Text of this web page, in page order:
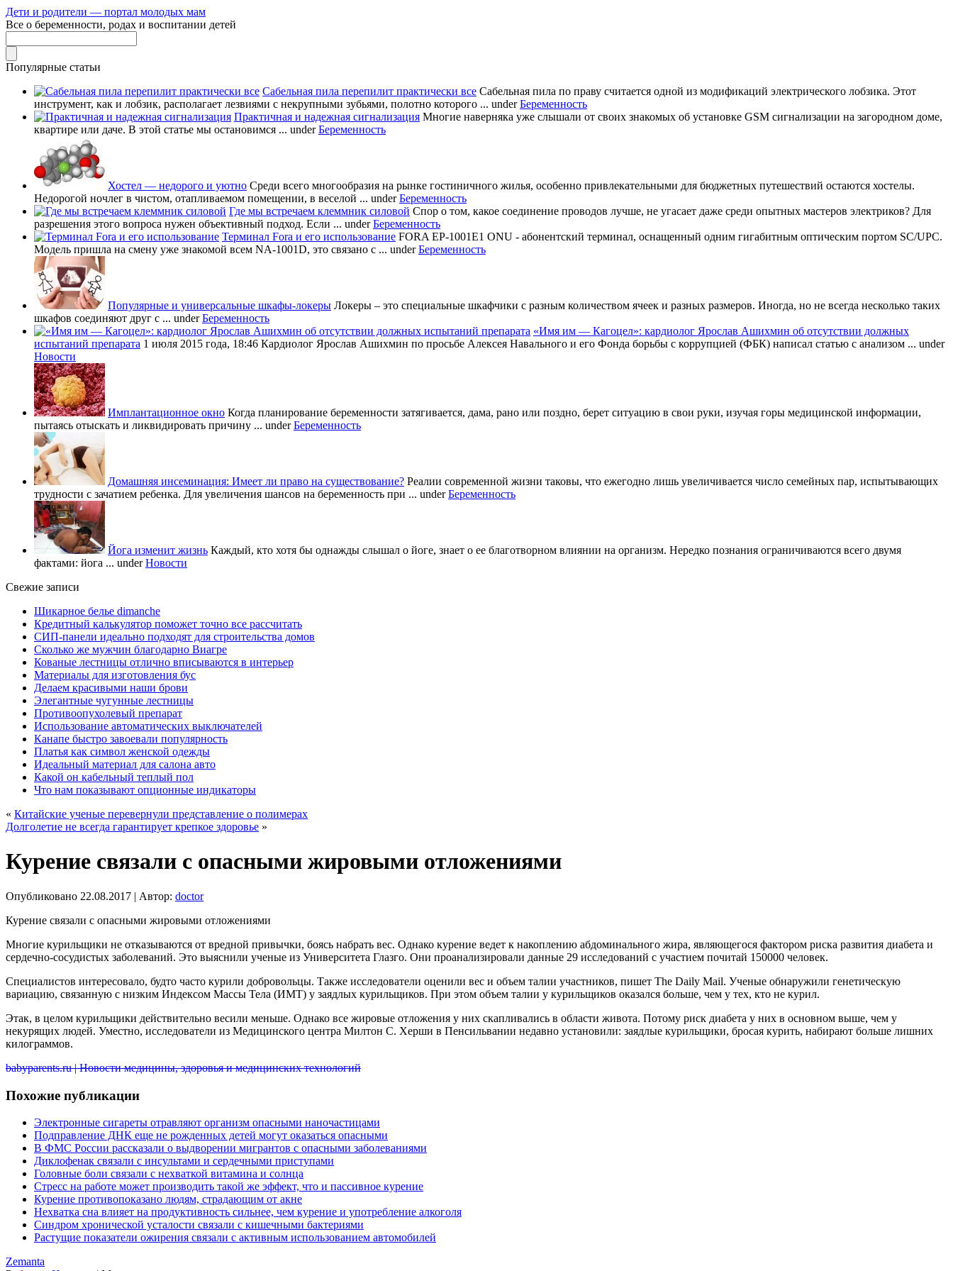
Дети и родители — портал молодых мам
Все о беременности, родах и воспитании детей
Популярные статьи
Сабельная пила перепилит практически все Сабельная пила по праву считается одной из модификаций электрического лобзика. Этот
инструмент, как и лобзик, располагает лезвиями с некрупными зубьями, полотно которого ... underБеременность
Практичная и надежная сигнализация Многие наверняка уже слышали от своих знакомых об установке GSM сигнализации на загородном доме,
квартире или даче. В этой статье мы остановимся ... underБеременность
Хостел — недорого и уютно Среди всего многообразия на рынке гостиничного жилья, особенно привлекательными для бюджетных путешествий остаются хостелы.
Недорогой ночлег в чистом, отапливаемом помещении, в веселой ... underБеременность
Где мы встречаем клеммник силовой Спор о том, какое соединение проводов лучше, не угасает даже среди опытных мастеров электриков? Для
разрешения этого вопроса нужен объективный подход. Если ... underБеременность
Терминал Fora и его использование FORA EP-1001E1 ONU - абонентский терминал, оснащенный одним гигабитным оптическим портом SC/UPC.
Модель пришла на смену уже знакомой всем NA-1001D, это связано с ... underБеременность
Популярные и универсальные шкафы-локеры Локеры – это специальные шкафчики с разным количеством ячеек и разных размеров. Иногда, но не всегда несколько таких
шкафов соединяют друг с ... underБеременность
«Имя им — Кагоцел»: кардиолог Ярослав Ашихмин об отсутствии должных
испытаний препарата 1 июля 2015 года, 18:46 Кардиолог Ярослав Ашихмин по просьбе Алексея Навального и его Фонда борьбы с коррупцией (ФБК) написал статью с анализом ... under
Новости
Имплантационное окно Когда планирование беременности затягивается, дама, рано или поздно, берет ситуацию в свои руки, изучая горы медицинской информации,
пытаясь отыскать и ликвидировать причину ... underБеременность
Домашняя инсеминация: Имеет ли право на существование? Реалии современной жизни таковы, что ежегодно лишь увеличивается число семейных пар, испытывающих
трудности с зачатием ребенка. Для увеличения шансов на беременность при ... underБеременность
Йога изменит жизнь Каждый, кто хотя бы однажды слышал о йоге, знает о ее благотворном влиянии на организм. Нередко познания ограничиваются всего двумя
фактами: йога ... underНовости
Свежие записи
Шикарное белье dimanche
Кредитный калькулятор поможет точно все рассчитать
СИП-панели идеально подходят для строительства домов
Сколько же мужчин благодарно Виагре
Кованые лестницы отлично вписываются в интерьер
Материалы для изготовления бус
Делаем красивыми наши брови
Элегантные чугунные лестницы
Противоопухолевый препарат
Использование автоматических выключателей
Канапе быстро завоевали популярность
Платья как символ женской одежды
Идеальный материал для салона авто
Какой он кабельный теплый пол
Что нам показывают опционные индикаторы
« Китайские ученые перевернули представление о полимерах
Долголетие не всегда гарантирует крепкое здоровье »
Курение связали с опасными жировыми отложениями
Опубликовано 22.08.2017 | Автор: doctor
Курение связали с опасными жировыми отложениями
Многие курильщики не отказываются от вредной привычки, боясь набрать вес. Однако курение ведет к накоплению абдоминального жира, являющегося фактором риска развития диабета и
сердечно-сосудистых заболеваний. Это выяснили ученые из Университета Глазго. Они проанализировали данные 29 исследований с участием почитай 150000 человек.
Специалистов интересовало, будто часто курили добровольцы. Также исследователи оценили вес и объем талии участников, пишет The Daily Mail. Ученые обнаружили генетическую
вариацию, связанную с низким Индексом Массы Тела (ИМТ) у заядлых курильщиков. При этом объем талии у курильщиков оказался больше, чем у тех, кто не курил.
Этак, в целом курильщики действительно весили меньше. Однако все жировые отложения у них скапливались в области живота. Потому риск диабета у них в основном выше, чем у
некурящих людей. Уместно, исследователи из Медицинского центра Милтон С. Херши в Пенсильвании недавно установили: заядлые курильщики, бросая курить, набирают больше лишних
килограммов.
babyparents.ru | Новости медицины, здоровья и медицинских технологий
Похожие публикации
Электронные сигареты отравляют организм опасными наночастицами
Подправление ДНК еще не рожденных детей могут оказаться опасными
В ФМС России рассказали о выдворении мигрантов с опасными заболеваниями
Диклофенак связали с инсультами и сердечными приступами
Головные боли связали с нехваткой витамина и солнца
Стресс на работе может производить такой же эффект, что и пассивное курение
Курение противопоказано людям, страдающим от акне
Нехватка сна влияет на продуктивность сильнее, чем курение и употребление алкоголя
Синдром хронической усталости связали с кишечными бактериями
Растущие показатели ожирения связали с активным использованием автомобилей
Zemanta